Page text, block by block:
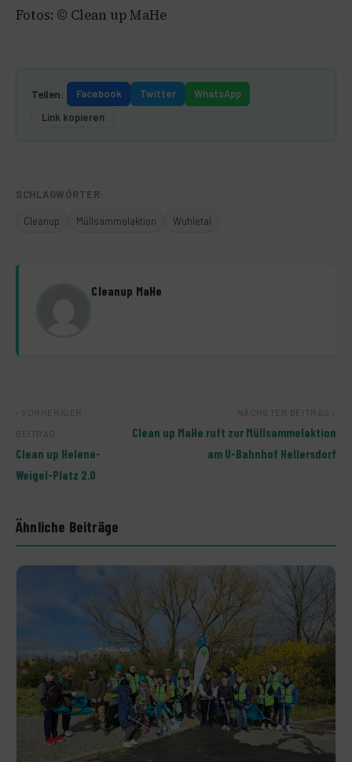
Fotos: © Clean up MaHe
Teilen: Facebook Twitter
WhatsApp
Link kopieren
SCHLAGWÖRTER:
Cleanup Müllsammelaktion Wuhletal
Cleanup MaHe
‹ VORHERIGER
BEITRAG
Clean up Helene-
Weigel-Platz 2.0
NÄCHSTER BEITRAG ›
Clean up MaHe ruft zur Müllsammelaktion
am U-Bahnhof Hellersdorf
Ähnliche Beiträge